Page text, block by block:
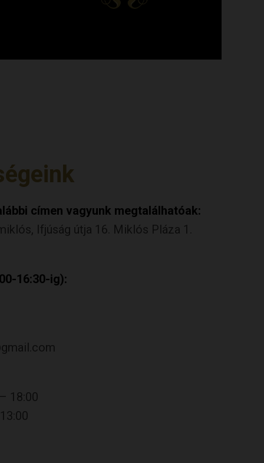
címen vagyunk megtalálhatóak:
Ifjúság útja 16. Miklós Pláza 1.
16:30-ig):
18:00